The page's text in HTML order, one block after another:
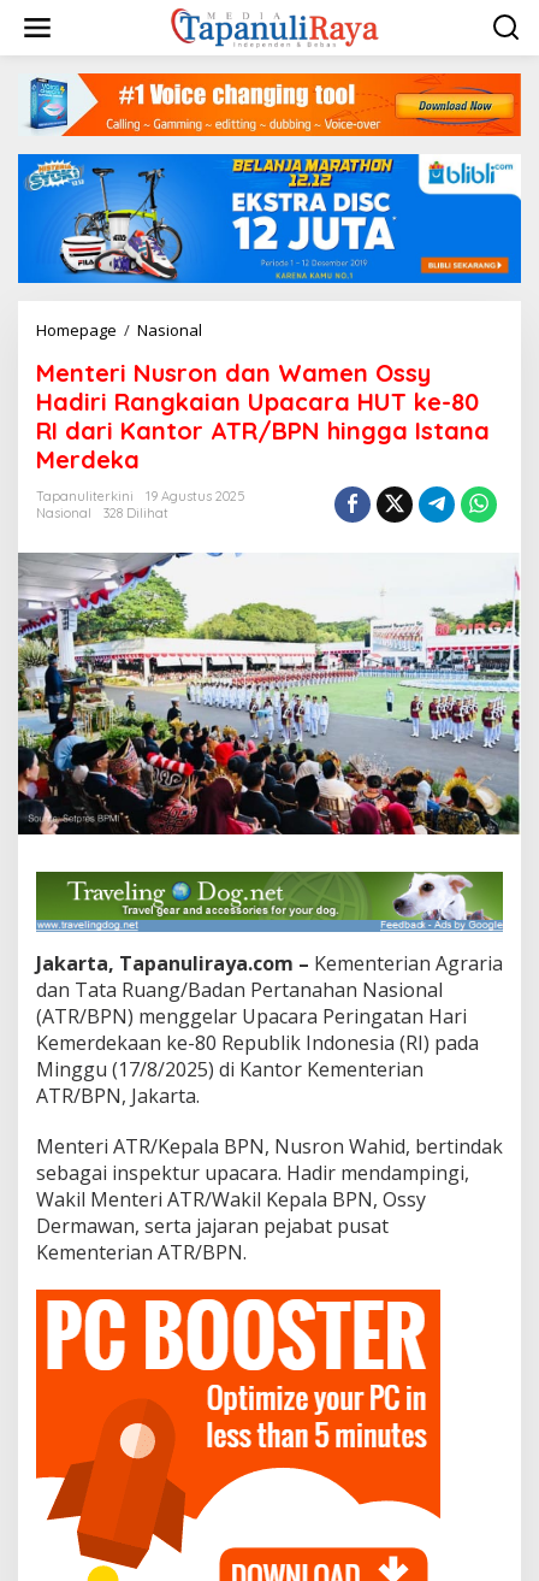
konten
Homepage / Nasional
dan
Wamen
Ossy
Hadiri
HUT
Kantor
ATR/BPN
hingga
Istana
Merdeka
Menteri Nusron dan Wamen Ossy
Hadiri Rangkaian Upacara HUT ke-80
RI dari Kantor ATR/BPN hingga Istana
Merdeka
Tapanuliterkini
19 Agustus 2025
Nasional
328 Dilihat
Jakarta, Tapanuliraya.com – Kementerian Agraria
dan Tata Ruang/Badan Pertanahan Nasional
(ATR/BPN) menggelar Upacara Peringatan Hari
Kemerdekaan ke-80 Republik Indonesia (RI) pada
Minggu (17/8/2025) di Kantor Kementerian
ATR/BPN, Jakarta.
Menteri ATR/Kepala BPN, Nusron Wahid, bertindak
sebagai inspektur upacara. Hadir mendampingi,
Wakil Menteri ATR/Wakil Kepala BPN, Ossy
Dermawan, serta jajaran pejabat pusat
Kementerian ATR/BPN.